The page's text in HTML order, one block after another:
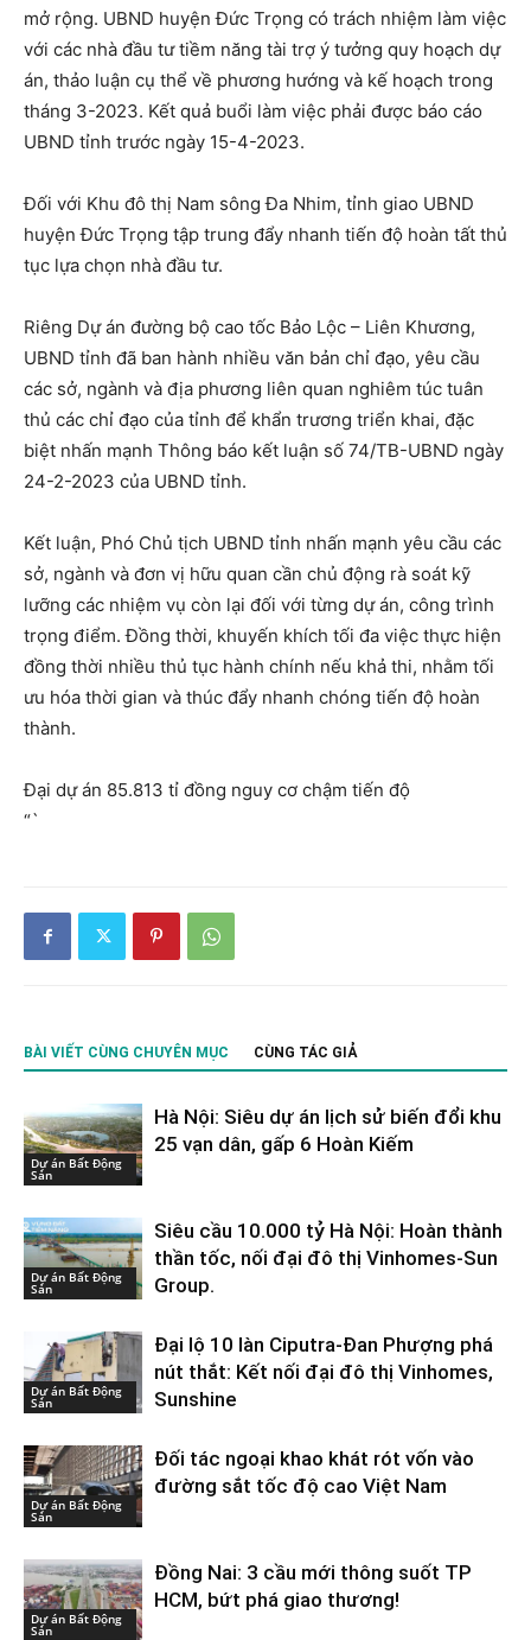
mở rộng. UBND huyện Đức Trọng có trách nhiệm làm việc
với các nhà đầu tư tiềm năng tài trợ ý tưởng quy hoạch dự
án, thảo luận cụ thể về phương hướng và kế hoạch trong
tháng 3-2023. Kết quả buổi làm việc phải được báo cáo
UBND tỉnh trước ngày 15-4-2023.
Đối với Khu đô thị Nam sông Đa Nhim, tỉnh giao UBND
huyện Đức Trọng tập trung đẩy nhanh tiến độ hoàn tất thủ
tục lựa chọn nhà đầu tư.
Riêng Dự án đường bộ cao tốc Bảo Lộc – Liên Khương,
UBND tỉnh đã ban hành nhiều văn bản chỉ đạo, yêu cầu
các sở, ngành và địa phương liên quan nghiêm túc tuân
thủ các chỉ đạo của tỉnh để khẩn trương triển khai, đặc
biệt nhấn mạnh Thông báo kết luận số 74/TB-UBND ngày
24-2-2023 của UBND tỉnh.
Kết luận, Phó Chủ tịch UBND tỉnh nhấn mạnh yêu cầu các
sở, ngành và đơn vị hữu quan cần chủ động rà soát kỹ
lưỡng các nhiệm vụ còn lại đối với từng dự án, công trình
trọng điểm. Đồng thời, khuyến khích tối đa việc thực hiện
đồng thời nhiều thủ tục hành chính nếu khả thi, nhằm tối
ưu hóa thời gian và thúc đẩy nhanh chóng tiến độ hoàn
thành.
Đại dự án 85.813 tỉ đồng nguy cơ chậm tiến độ
“`
BÀI VIẾT CÙNG CHUYÊN MỤC CÙNG TÁC GIẢ
Dự án Bất Động
Sản
Hà Nội: Siêu dự án lịch sử biến đổi khu
25 vạn dân, gấp 6 Hoàn Kiếm
Dự án Bất Động
Sản
Siêu cầu 10.000 tỷ Hà Nội: Hoàn thành
thần tốc, nối đại đô thị Vinhomes-Sun
Group.
Dự án Bất Động
Sản
Đại lộ 10 làn Ciputra-Đan Phượng phá
nút thắt: Kết nối đại đô thị Vinhomes,
Sunshine
Dự án Bất Động
Sản
Đối tác ngoại khao khát rót vốn vào
đường sắt tốc độ cao Việt Nam
Dự án Bất Động
Sản
Đồng Nai: 3 cầu mới thông suốt TP
HCM, bứt phá giao thương!